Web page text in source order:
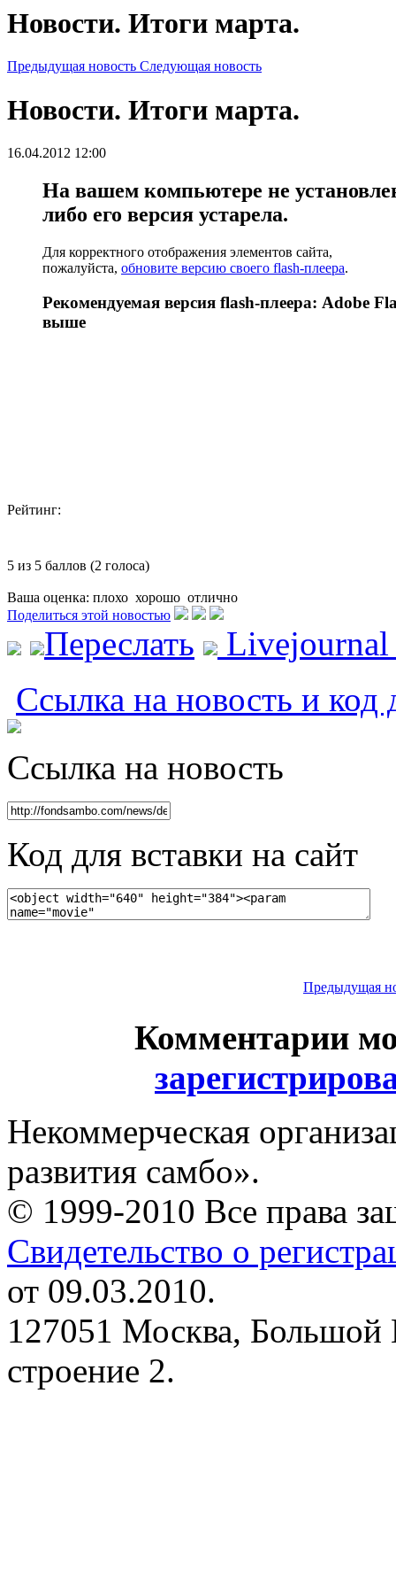
Новости. Итоги марта.
Предыдущая новость Следующая новость
Новости. Итоги марта.
16.04.2012 12:00
На вашем компьютере не
либо его версия устарела.
Для корректного отображения элементов сайта,
пожалуйста, обновите версию своего flash-плеера.
Рекомендуемая версия flash-плеера: Adobe
выше
Рейтинг:
5 из 5 баллов (2 голоса)
Ваша оценка: плохо хорошо отлично
Поделиться этой новостью
Переслать
Ссылка на новость и код
Ссылка на новость
Код для вставки на сайт
Предыдущая
Комментарии
Некоммерческая
развития самбо».
© 1999-2010 Все права
Свидетельство о
от 09.03.2010.
127051 Москва, Большой
строение 2.